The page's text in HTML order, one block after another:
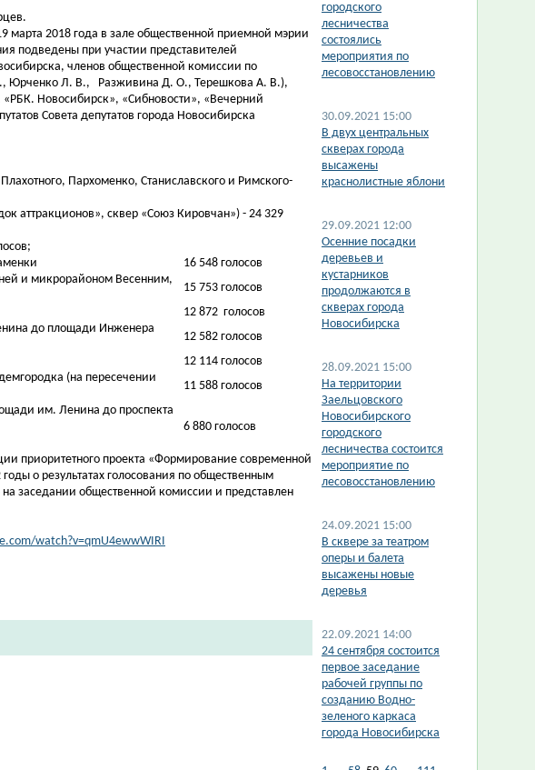
марта 2018 года в зале общественной приемной мэрии
подведены при участии представителей
членов общественной комиссии по
Юрченко Л. В.,
Разживина Д. О., Терешкова А. В.),
Новосибирск», «Сибновости», «Вечерний
Совета депутатов города Новосибирска
Пархоменко, Станиславского и Римского-
аттракционов», сквер «Союз Кировчан»)- 24 329
16 548 голосов
и микрорайоном Весенним,
15 753 голосов
12 872 голосов
до площади Инженера
12 582 голосов
12 114 голосов
(на пересечении
11 588 голосов
им. Ленина до проспекта
6 880 голосов
приоритетного проекта «Формирование современной
о результатах голосования по общественным
заседании общественной комиссии и представлен
watch?v=qmU4ewwWIRI
городского
лесничества
состоялись
мероприятия по
лесовосстановлению
30.09.2021 15:00
В двух центральных
скверах города
высажены
краснолистные яблони
29.09.2021 12:00
​Осенние посадки
деревьев и
кустарников
продолжаются в
скверах города
Новосибирска
28.09.2021 15:00
На территории
Заельцовского
Новосибирского
городского
лесничества состоится
мероприятие по
лесовосстановлению
24.09.2021 15:00
В сквере за театром
оперы и балета
высажены новые
деревья
22.09.2021 14:00
24 сентября состоится
первое заседание
рабочей группы по
созданию Водно-
зеленого каркаса
города Новосибирска